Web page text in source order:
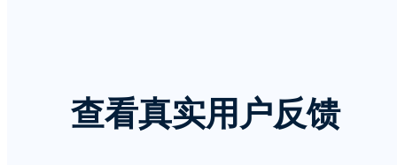
查看真实用户反馈